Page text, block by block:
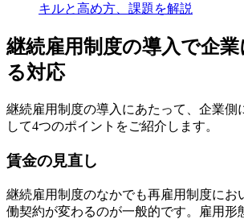
キルと高め方、課題を解説
継続雇用制度の導入で企
る対応
継続雇用制度の導入にあたって、企業側
して4つのポイントをご紹介します。
賃金の見直し
継続雇用制度のなかでも再雇用制度にお
働契約が変わるのが一般的です。雇用形